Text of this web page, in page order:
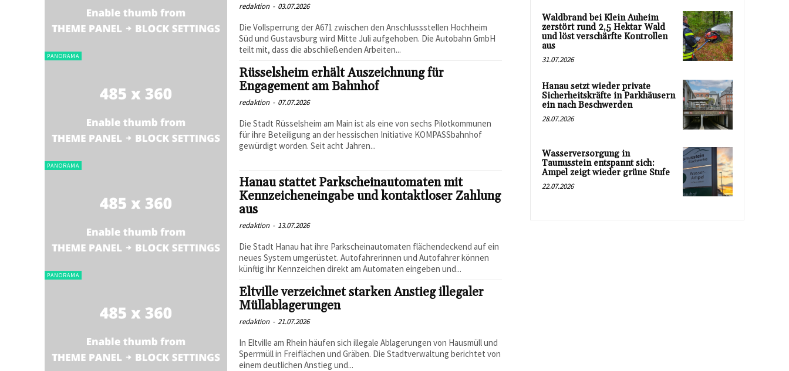
PANORAMA
redaktion - 03.07.2026
Die Vollsperrung der A671 zwischen den Anschlussstellen Hochheim
Süd und Gustavsburg wird Mitte Juli aufgehoben. Die Autobahn GmbH
teilt mit, dass die abschließenden Arbeiten...
PANORAMA
Rüsselsheim erhält Auszeichnung für
Engagement am Bahnhof
redaktion - 07.07.2026
Die Stadt Rüsselsheim am Main ist als eine von sechs Pilotkommunen
für ihre Beteiligung an der hessischen Initiative KOMPASSbahnhof
gewürdigt worden. Seit acht Jahren...
PANORAMA
Hanau stattet Parkscheinautomaten mit
Kennzeicheneingabe und kontaktloser Zahlung
aus
redaktion - 13.07.2026
Die Stadt Hanau hat ihre Parkscheinautomaten flächendeckend auf ein
neues System umgerüstet. Autofahrerinnen und Autofahrer können
künftig ihr Kennzeichen direkt am Automaten eingeben und...
Eltville verzeichnet starken Anstieg illegaler
Müllablagerungen
redaktion - 21.07.2026
In Eltville am Rhein häufen sich illegale Ablagerungen von Hausmüll und
Sperrmüll in Freiflächen und Gräben. Die Stadtverwaltung berichtet von
einem deutlichen Anstieg und...
Waldbrand bei Klein Auheim
zerstört rund 2,5 Hektar Wald
und löst verschärfte Kontrollen
aus
31.07.2026
Hanau setzt wieder private
Sicherheitskräfte in Parkhäusern
ein nach Beschwerden
28.07.2026
Wasserversorgung in
Taunusstein entspannt sich:
Ampel zeigt wieder grüne Stufe
22.07.2026